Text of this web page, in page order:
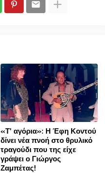
«Τ’ αγόρια»: Η Έφη Κοντού
δίνει νέα πνοή στο θρυλικό
τραγούδι που της είχε
γράψει ο Γιώργος
Ζαμπέτας!